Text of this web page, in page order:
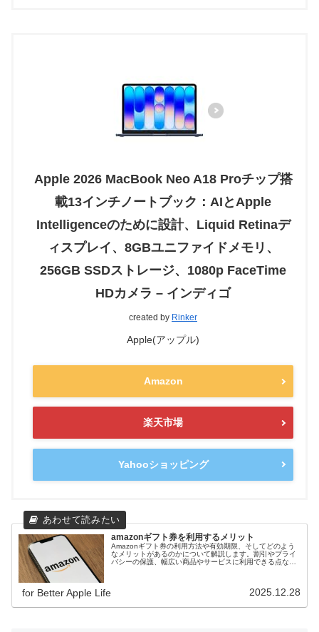
Apple 2026 MacBook Neo A18 Proチップ搭
載13インチノートブック：AIとApple
Intelligenceのために設計、Liquid Retinaデ
ィスプレイ、8GBユニファイドメモリ、
256GB SSDストレージ、1080p FaceTime
HDカメラ – インディゴ
created by Rinker
Apple(アップル)
Amazon
楽天市場
Yahooショッピング
amazonギフト券を利用するメリット
Amazonギフト券の利用方法や有効期限、そしてどのよう
なメリットがあるのかについて解説します。割引やプライ
バシーの保護、幅広い商品やサービスに利用できる点な
for Better Apple Life 2025.12.28